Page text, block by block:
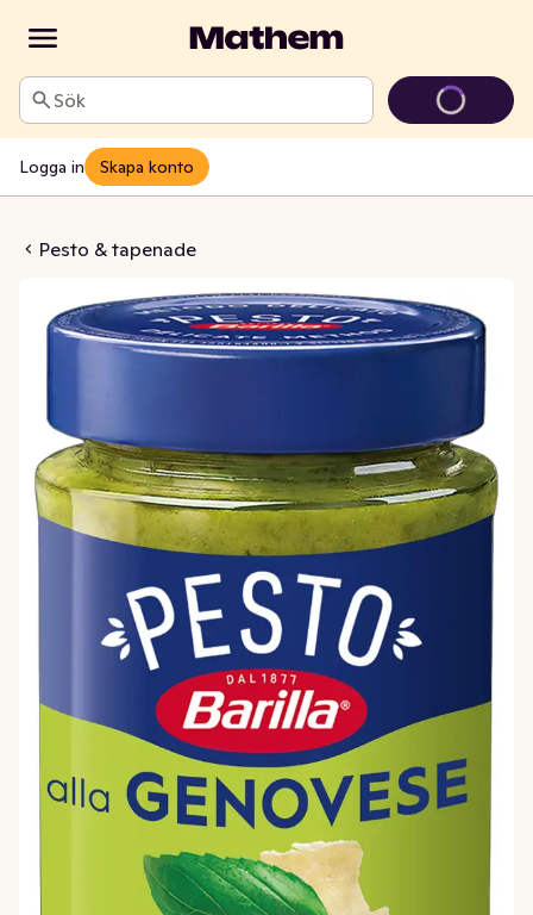
Sök
Logga in Skapa konto
Pesto & tapenade
Genovese